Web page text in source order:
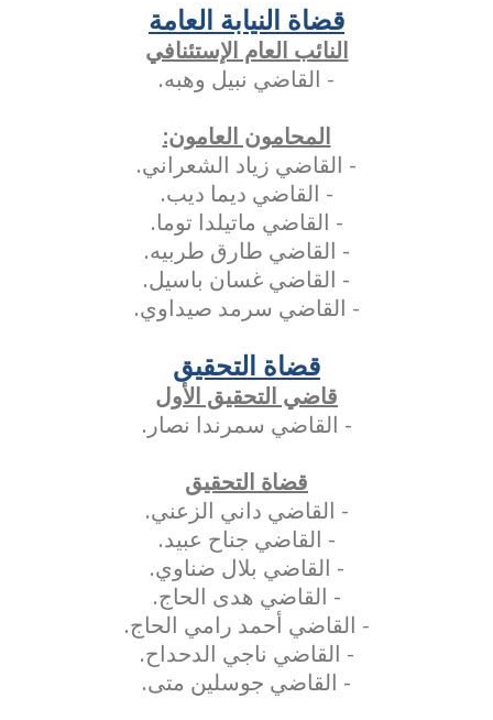
قضاة النيابة العامة
النائب العام الإستئنافي
- القاضي نبيل وهبه.
المحامون العامون:
- القاضي زياد الشعراني.
- القاضي ديما ديب.
- القاضي ماتيلدا توما.
- القاضي طارق طربيه.
- القاضي غسان باسيل.
- القاضي سرمد صيداوي.
قضاة التحقيق
قاضي التحقيق الأول
- القاضي سمرندا نصار.
قضاة التحقيق
- القاضي داني الزعني.
- القاضي جناح عبيد.
- القاضي بلال ضناوي.
- القاضي هدى الحاج.
- القاضي أحمد رامي الحاج.
- القاضي ناجي الدحداح.
- القاضي جوسلين متى.